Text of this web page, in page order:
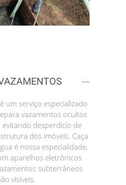
um serviço especializado
vazamentos ocultos
evitando desperdício de
dos imóveis. Caça
é nossa especialidade,
aparelhos eletrônicos
subterrâneos
visíveis.